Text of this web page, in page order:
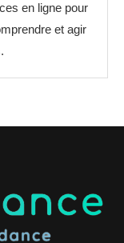
en ligne pour
et agir